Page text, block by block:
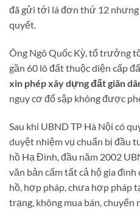
đã gửi tới lá đơn thứ 12
quyết.
Ông Ngô Quốc Kỳ, tổ trưởng
gần 60 lô đất thuộc diện cấp
xin phép xây dựng đất giãn
nguy cơ đổ sập không được
Sau khi UBND TP Hà Nội có
duyệt nhiệm vụ chuẩn bị đầu
hồ Hạ Đình, đầu năm 2002
văn bản cấm tất cả hộ gia
hồ, hợp pháp, chưa hợp pháp
trạng, không mua bán,